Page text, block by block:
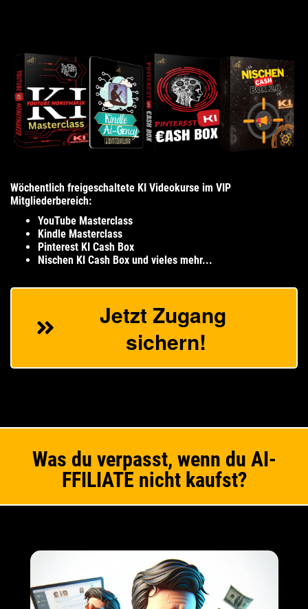
Wöchentlich freigeschaltete KI Videokurse im VIP
Mitgliederbereich:
YouTube Masterclass
Kindle Masterclass
Pinterest KI Cash Box
Nischen KI Cash Box und vieles mehr...
Jetzt Zugang
sichern!
Was du verpasst, wenn du AI-
FFILIATE nicht kaufst?